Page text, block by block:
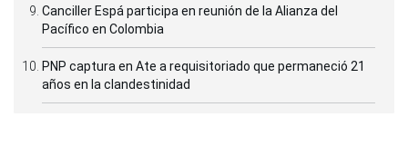
Canciller Espá participa en reunión de la Alianza del
Pacífico en Colombia
PNP captura en Ate a requisitoriado que permaneció 21
años en la clandestinidad